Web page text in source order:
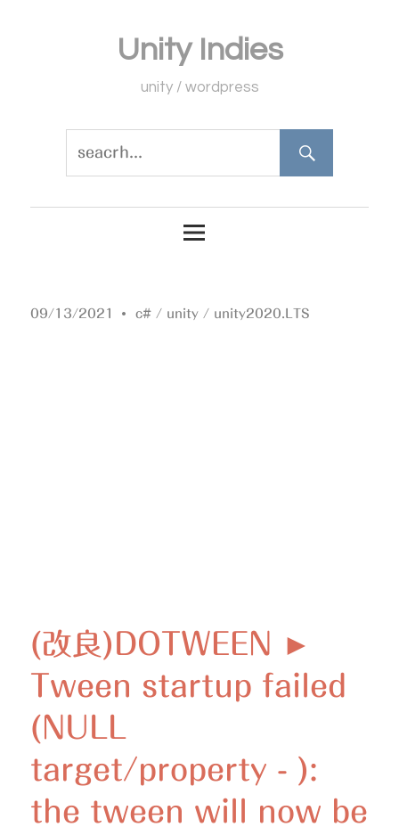
Unity Indies
unity / wordpress
09/13/2021 c# / unity / unity2020.LTS
(改良)DOTWEEN ►
Tween startup failed
(NULL
target/property - ):
the tween will now be